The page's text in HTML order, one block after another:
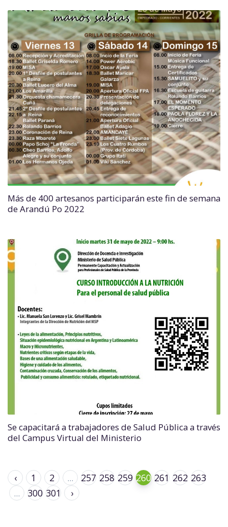
Más de 400 artesanos participarán este fin de semana
de Arandú Po 2022
Se capacitará a trabajadores de Salud Pública a través
del Campus Virtual del Ministerio
‹ 1 2 ... 257 258 259 260 261 262 263
...
300 301 ›